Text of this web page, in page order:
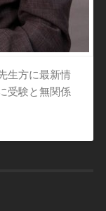
生方に最新情
受験と無関係